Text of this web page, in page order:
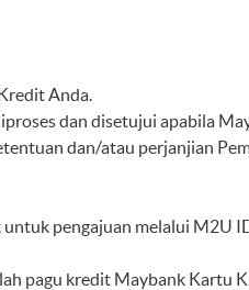
Anda.
dan disetujui apabila
dan/atau perjanjian
pengajuan melalui M2U
pagu kredit Maybank Kartu